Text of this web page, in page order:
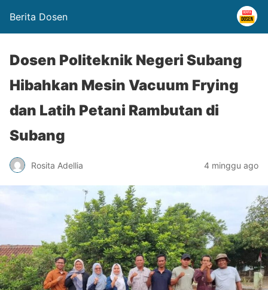
Berita Dosen
Dosen Politeknik Negeri Subang
Hibahkan Mesin Vacuum Frying
dan Latih Petani Rambutan di
Subang
Rosita Adellia 4 minggu ago